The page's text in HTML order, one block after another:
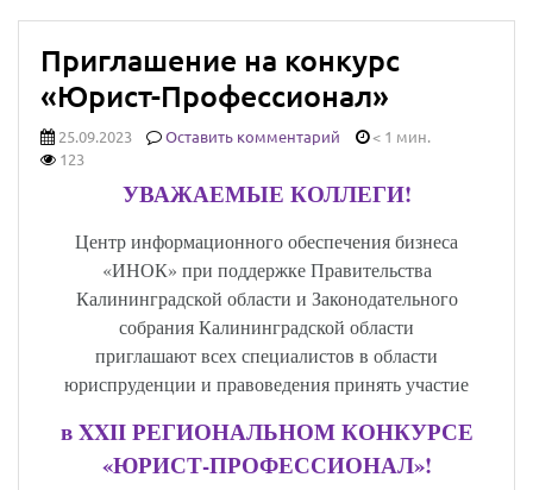
Приглашение на конкурс
«Юрист-Профессионал»
25.09.2023 Оставить комментарий
< 1 мин.
123
УВАЖАЕМЫЕ КОЛЛЕГИ!
Центр информационного обеспечения бизнеса
«ИНОК» при поддержке Правительства
Калининградской области и Законодательного
собрания Калининградской области
приглашают всех специалистов в области
юриспруденции и правоведения принять участие
вXXIIРЕГИОНАЛЬНОМ КОНКУРСЕ
«ЮРИСТ-ПРОФЕССИОНАЛ»!